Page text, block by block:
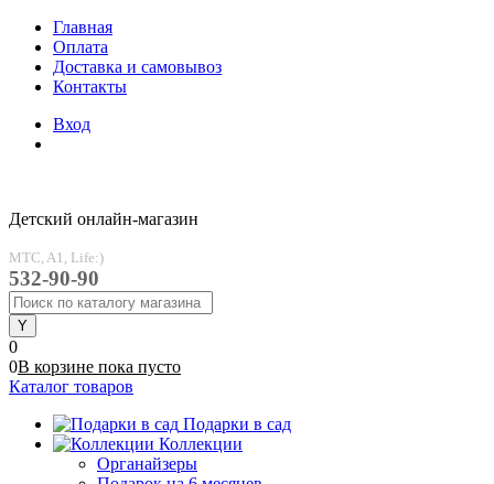
Главная
Оплата
Доставка и самовывоз
Контакты
Вход
Детский онлайн-магазин
MTC, A1, Life:)
532-90-90
0
0В корзине пока пусто
Каталог товаров
Подарки в сад
Коллекции
Органайзеры